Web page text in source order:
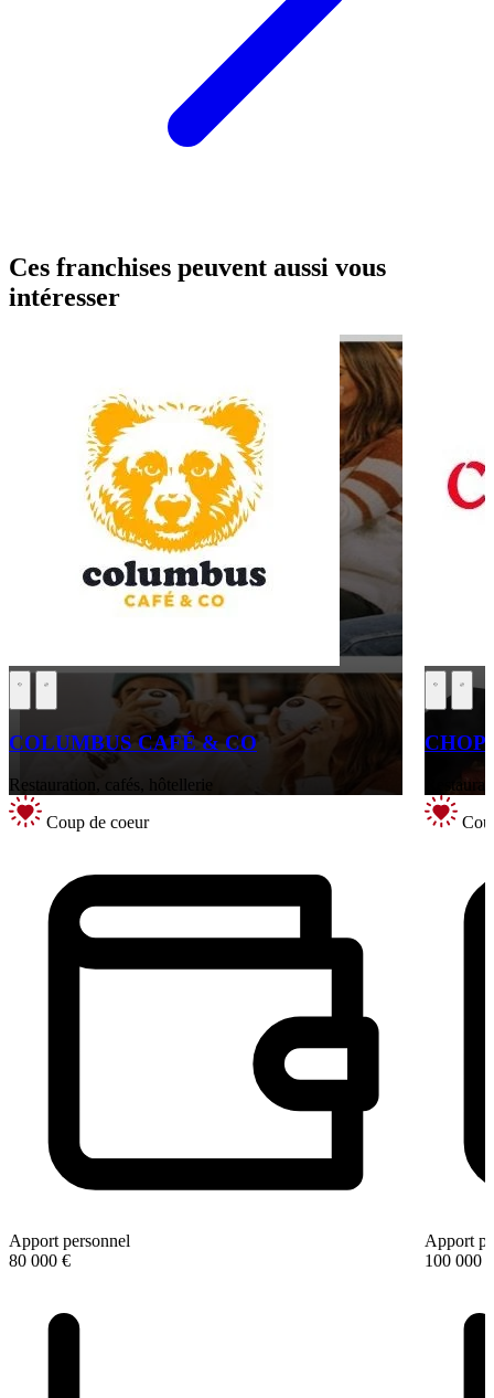
Ces franchises peuvent aussi vous
intéresser
COLUMBUS CAFÉ & CO
Restauration, cafés, hôtellerie
Coup de coeur
Apport personnel
80 000 €
Apport
100 000 €